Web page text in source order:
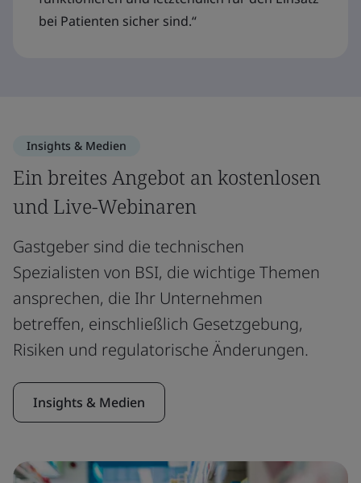
bei Patienten sicher sind.“
Insights & Medien
Ein breites Angebot an kostenlosen
und Live-Webinaren
Gastgeber sind die technischen
Spezialisten von BSI, die wichtige Themen
ansprechen, die Ihr Unternehmen
betreffen, einschließlich Gesetzgebung,
Risiken und regulatorische Änderungen.
Insights & Medien